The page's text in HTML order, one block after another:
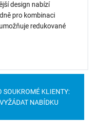
design nabízí
pro kombinaci
redukované
SOUKROMÉ KLIENTY:
VYŽÁDAT NABÍDKU